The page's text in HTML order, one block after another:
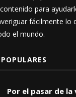
para
fácilmente lo
el mundo.
Por el pasar de la